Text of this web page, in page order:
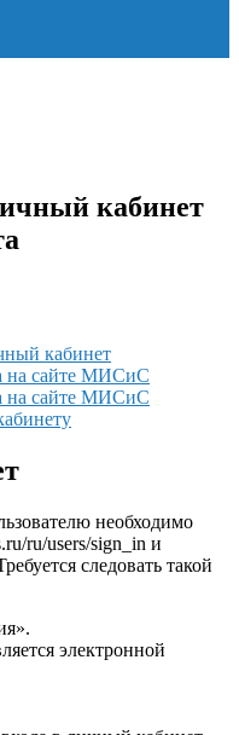
кабинет
кабинет
на сайте МИСиС
на сайте МИСиС
необходимо
ru/users/sign_in и
следовать такой
электронной